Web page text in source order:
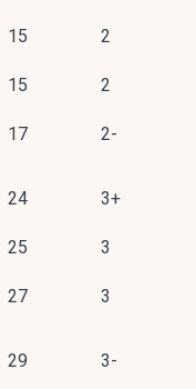
15 2
15 2
17 2-
24 3+
25 3
27 3
29 3-